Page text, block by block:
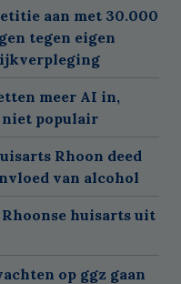
aan met 30.000
tegen eigen
meer AI in,
niet populair
Rhoon deed
van alcohol
huisarts uit
op ggz gaan